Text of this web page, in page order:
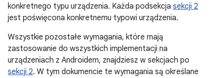
konkretnego typu urządzenia. Każda podsekcja sekcji 2
jest poświęcona konkretnemu typowi urządzenia.
Wszystkie pozostałe wymagania, które mają
zastosowanie do wszystkich implementacji na
urządzeniach z Androidem, znajdziesz w sekcjach po
sekcji 2. W tym dokumencie te wymagania są określane